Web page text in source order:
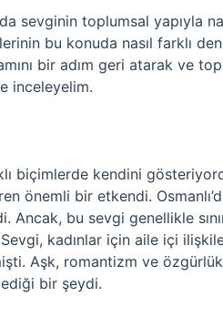
sevginin toplumsal yapıyla
bu konuda nasıl farklı
bir adım geri atarak ve
inceleyelim.
biçimlerde kendini
önemli bir etkendi.
bu sevgi genellikle
kadınlar için aile içi
Aşk, romantizm ve
bir şeydi.